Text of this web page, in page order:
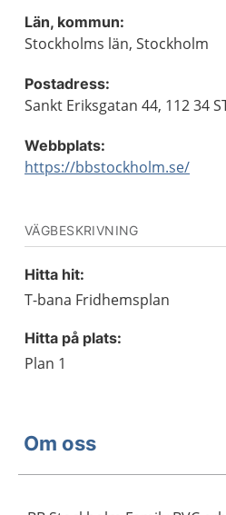
Län, kommun:
Stockholms län, Stockholm
Postadress:
Sankt Eriksgatan 44, 112 34
Webbplats:
https://bbstockholm.se/
VÄGBESKRIVNING
Hitta hit:
T-bana Fridhemsplan
Hitta på plats:
Plan 1
Om oss